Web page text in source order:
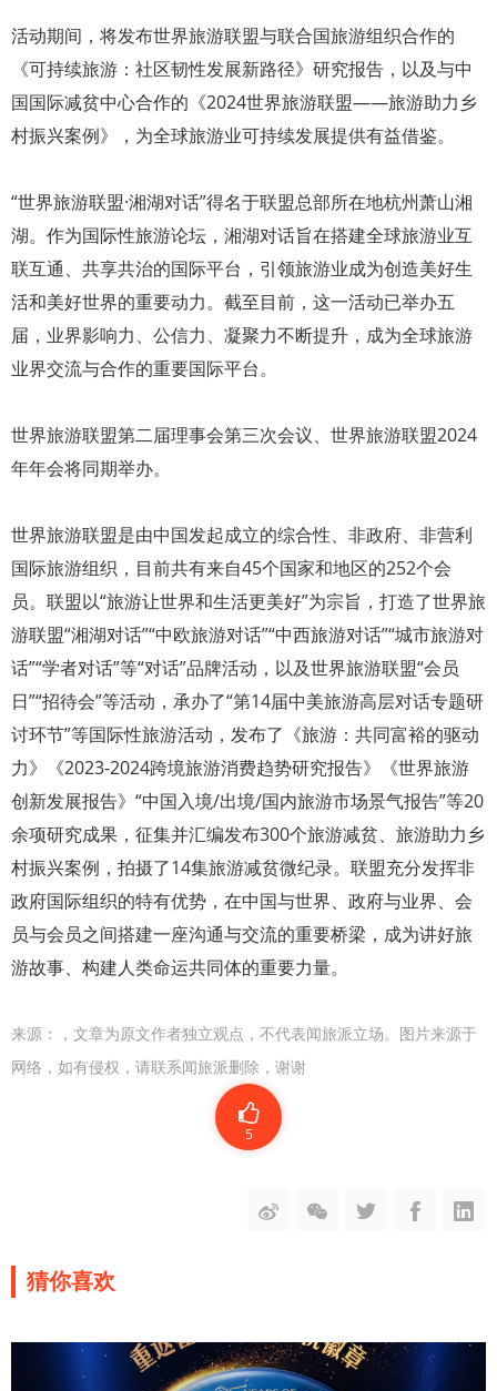
活动期间，将发布世界旅游联盟与联合国旅游组织合作的
《可持续旅游：社区韧性发展新路径》研究报告，以及与中
国国际减贫中心合作的《2024世界旅游联盟——旅游助力乡
村振兴案例》，为全球旅游业可持续发展提供有益借鉴。
“世界旅游联盟·湘湖对话”得名于联盟总部所在地杭州萧山湘
湖。作为国际性旅游论坛，湘湖对话旨在搭建全球旅游业互
联互通、共享共治的国际平台，引领旅游业成为创造美好生
活和美好世界的重要动力。截至目前，这一活动已举办五
届，业界影响力、公信力、凝聚力不断提升，成为全球旅游
业界交流与合作的重要国际平台。
世界旅游联盟第二届理事会第三次会议、世界旅游联盟2024
年年会将同期举办。
世界旅游联盟是由中国发起成立的综合性、非政府、非营利
国际旅游组织，目前共有来自45个国家和地区的252个会
员。联盟以“旅游让世界和生活更美好”为宗旨，打造了世界旅
游联盟“湘湖对话”“中欧旅游对话”“中西旅游对话”“城市旅游对
话”“学者对话”等“对话”品牌活动，以及世界旅游联盟“会员
日”“招待会”等活动，承办了“第14届中美旅游高层对话专题研
讨环节”等国际性旅游活动，发布了《旅游：共同富裕的驱动
力》《2023-2024跨境旅游消费趋势研究报告》《世界旅游
创新发展报告》“中国入境/出境/国内旅游市场景气报告”等20
余项研究成果，征集并汇编发布300个旅游减贫、旅游助力乡
村振兴案例，拍摄了14集旅游减贫微纪录。联盟充分发挥非
政府国际组织的特有优势，在中国与世界、政府与业界、会
员与会员之间搭建一座沟通与交流的重要桥梁，成为讲好旅
游故事、构建人类命运共同体的重要力量。
来源：
，文章为原文作者独立观点，不代表闻旅派立场。图片来源于
网络，如有侵权，请联系闻旅派删除，谢谢
5
猜你喜欢